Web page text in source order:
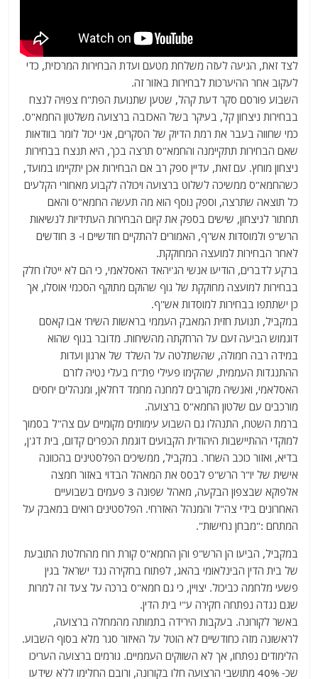
לצד זאת, הגיעה לעזה משלחת מטעם ועדת הבחירות המרכזית, כדי
לעקוב אחר ההיערכות לבחירות באזור זה.
השבוע פורסם סקר דעת קהל, שטען שתנועת הפת"ח צפויה לנצח
בבחירות ניצחון קל, בעיקר בשל האכזבה ברצועה משלטון החמא"ס.
כמי שחווה בעבר את רמת הדיוק של הסקרים, אני יכול לומר בוודאות
שאם הבחירות תתקיימנה והחמא"ס תרצה בכך, היא תנצח בבחירות
ניצחון מוחץ. עם זאת, עדיין ספק רב אם הבחירות אכן יתקיימו במועד,
כשהחמא"ס ממשיכה לשלוט ברצועה ויכולה לקבוע מאחורי הקלעים
כל תוצאה שתרצה, וספק נוסף הוא מה תעשה החמא"ס והאם
תחתור לניצחון, שישים בספק את קיום הבחירות העתידיות לנשיאות
הרש"פ ולמוסדות אש"ף, האמורים להתקיים חודשיים ו- 3 חודשים
לאחר הבחירות למועצה המחוקקת.
ברקע לדברים, הודיעו אנשי הג'יהאד האסלאמי, כי הם לא ייטלו חלק
בבחירות למועצה מחוקקת של גוף שהוקם מתוקף הסכמי אוסלו, אך
כן ישתתפו בבחירות למוסדות אש"ף.
במקביל, תנועת חזית המאבק העממי בראשות השיח' אבו קאסם
דוגמוש הביעה זעם על הרחקתה מהשיחות. מדובר בגוף שהוא
במידה רבה חמולה, שהשתלטה על השלד של ארגון ועדות
ההתנגדות העממית, שהקימו פעילי פת"ח בעלי נטיה לזרם
האסלאמי, ואנשיה מקורבים למחנה מחמד דחלאן, ומנהלים יחסים
מורכבים עם שלטון החמא"ס ברצועה.
ברמת השטח, התנהלו גם השבוע עימותים מקומיים עם צה"ל בסמוך
למוקדי ההתיישבות היהודית הקבועים דוגמת הכפרים קדום, בית דג'ן,
בדיא, ואזור כוכב השחר. במקביל, ממשיכים הפלסטינים בהכוונה
אישית של יו"ר הרש"פ לבסס את המאהל הבדוי באזור חמצה
אלפוקא שבצפון הבקעה, מאהל שפונה 3 פעמים בשבועיים
האחרונים בידי צה"ל והמנהל האזרחי. הפלסטינים רואים במאבק על
המתחם :"מבחן נחישות".
במקביל, הביעו הן הרש"פ והן החמא"ס קורת רוח מהחלטת התובעת
של בית הדין הבינלאומי בהאג, לפתוח בחקירה נגד ישראל בגין
פשעי מלחמה כביכול. יצויין, כי גם חמא"ס ברכה על צעד זה למרות
שגם נגדה נפתחה חקירה ע"י בית הדין.
באשר לקורונה. בעקבות הירידה בתמותה מהמחלה ברצועה,
לראשונה מזה כחודשיים לא הוטל על האיזור סגר מלא בסוף השבוע.
הלימודים נפתחו, אך לא השווקים העממיים. גורמים ברצועה העריכו
שכ- 40% מתושבי הרצועה חלו בקורונה, ורובם החלימו ללא שידעו